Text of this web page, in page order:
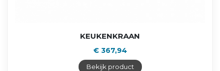
KEUKENKRAAN
€ 367,94
Bekijk product